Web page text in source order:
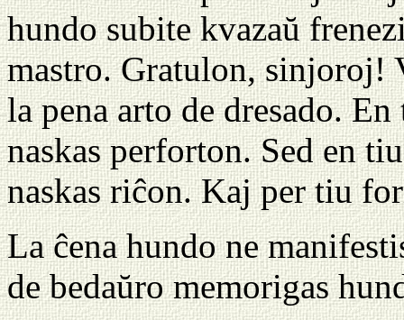
hundo subite kvazaŭ
mastro. Gratulon, sinjoroj!
la pena arto de dresado.
naskas perforton. Sed en
naskas riĉon. Kaj per tiu
La ĉena hundo ne
de bedaŭro memorigas